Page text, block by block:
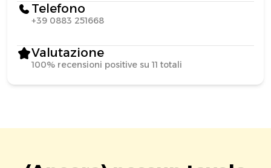
Telefono
+39 0883 251668
Valutazione
100% recensioni positive su 11 totali